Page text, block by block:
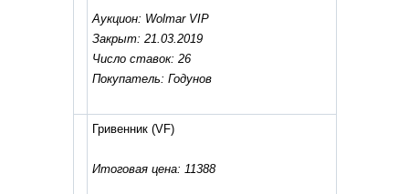
Аукцион: Wolmar VIP
Закрыт: 21.03.2019
Число ставок: 26
Покупатель: Годунов
Гривенник(VF)
Итоговая цена: 11388